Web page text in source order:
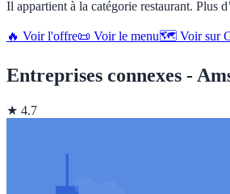
Il appartient à la catégorie restaurant. Plus
🔥 Voir l'offre📜 Voir le menu🗺️ Voir sur
Entreprises connexes -
★ 4.7